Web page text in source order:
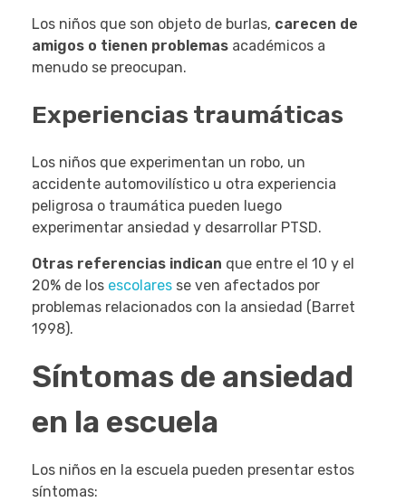
Los niños que son objeto de burlas, carecen de
amigos o tienen problemas académicos a
menudo se preocupan.
Experiencias traumáticas
Los niños que experimentan un robo, un
accidente automovilístico u otra experiencia
peligrosa o traumática pueden luego
experimentar ansiedad y desarrollar PTSD.
Otras referencias indican que entre el 10 y el
20% de los escolares se ven afectados por
problemas relacionados con la ansiedad (Barret
1998).
Síntomas de ansiedad
en la escuela
Los niños en la escuela pueden presentar estos
síntomas: